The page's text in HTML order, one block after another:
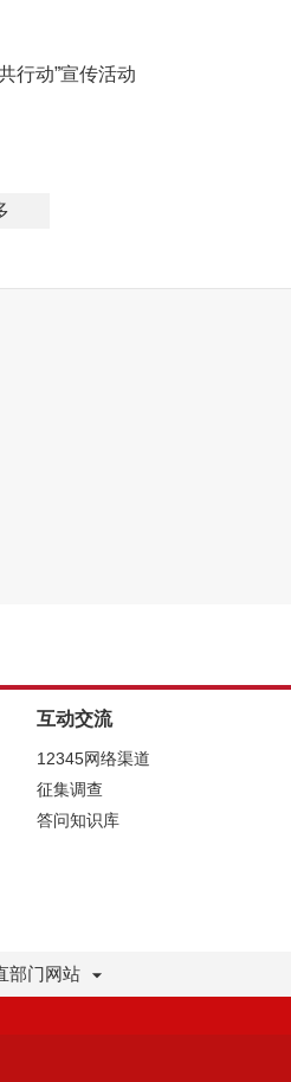
行动”宣传活动
互动交流
12345网络渠道
征集调查
答问知识库
部门网站